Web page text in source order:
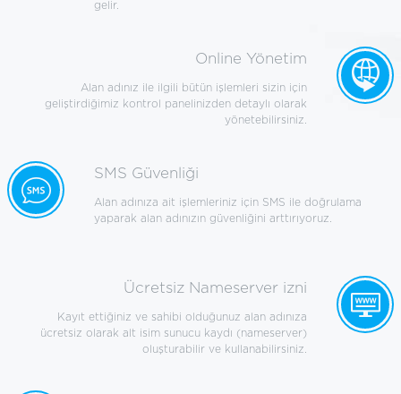
gelir.
Online Yönetim
Alan adınız ile ilgili bütün işlemleri sizin için
geliştirdiğimiz kontrol panelinizden detaylı olarak
yönetebilirsiniz.
SMS Güvenliği
Alan adınıza ait işlemleriniz için SMS ile doğrulama
yaparak alan adınızın güvenliğini arttırıyoruz.
Ücretsiz Nameserver izni
Kayıt ettiğiniz ve sahibi olduğunuz alan adınıza
ücretsiz olarak alt isim sunucu kaydı (nameserver)
oluşturabilir ve kullanabilirsiniz.